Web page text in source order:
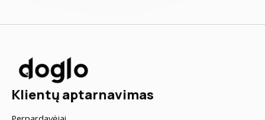
Klientų aptarnavimas